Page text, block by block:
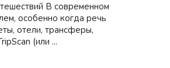
В современном
особенно когда речь
отели, трансферы,
(или ...